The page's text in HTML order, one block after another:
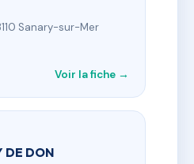
Sanary-sur-Mer
Voir la fiche →
DE DON